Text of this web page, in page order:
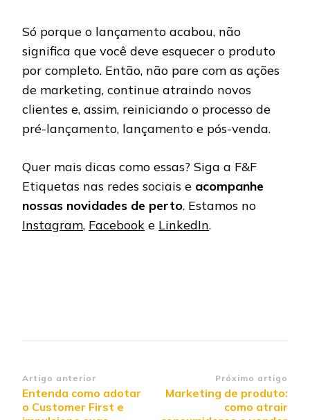
Só porque o lançamento acabou, não
significa que você deve esquecer o produto
por completo. Então, não pare com as ações
de marketing, continue atraindo novos
clientes e, assim, reiniciando o processo de
pré-lançamento, lançamento e pós-venda.
Quer mais dicas como essas? Siga a F&F
Etiquetas nas redes sociais e acompanhe
nossas novidades de perto. Estamos no
Instagram, Facebook e LinkedIn.
Navegação de post
Artigo anterior
Entenda como adotar
o Customer First e
Próximo artigo
Marketing de produto:
como atrair